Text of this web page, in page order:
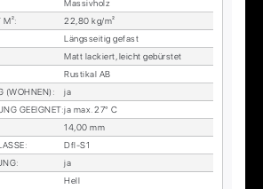
Mas­siv­holz
M²:
22,80 kg/m²
Längs­sei­tig ge­fast
Matt la­ckiert, leicht ge­bürs­tet
Rus­ti­kal AB
(WOH­NEN) :
ja
GE­EIG­NET:ja max. 27° C
14,00 mm
:
Dfl-S1
:
ja
Hell